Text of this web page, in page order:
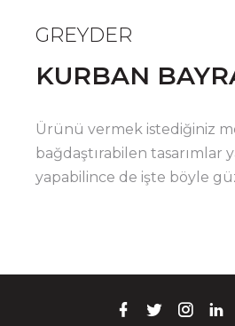
GREYDER
KURBAN
Ürünü vermek istediğiniz
bağdaştırabilen tasarımlar
yapabilince de işte böyle